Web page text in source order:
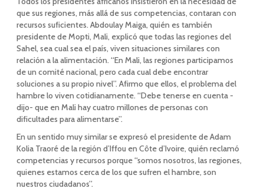
que sus regiones, más allá de sus competencias, contaran con
recursos suficientes. Abdoulay Maiga, quién es también
presidente de Mopti, Mali, explicó que todas las regiones del
Sahel, sea cual sea el país, viven situaciones similares con
relación a la alimentación. “En Mali, las regiones participamos
de un comité nacional, pero cada cual debe encontrar
soluciones a su propio nivel”. Afirmo que ellos, el problema del
hambre lo viven cotidianamente. “Debe tenerse en cuenta -
dijo- que en Mali hay cuatro millones de personas con
dificultades para alimentarse”.
En un sentido muy similar se expresó el presidente de Adam
Kolia Traoré de la región d’Iffou en Côte d’Ivoire, quién reclamó
competencias y recursos porque “somos nosotros, las regiones,
quienes estamos cerca de los que sufren el hambre, son
nuestros ciudadanos”.